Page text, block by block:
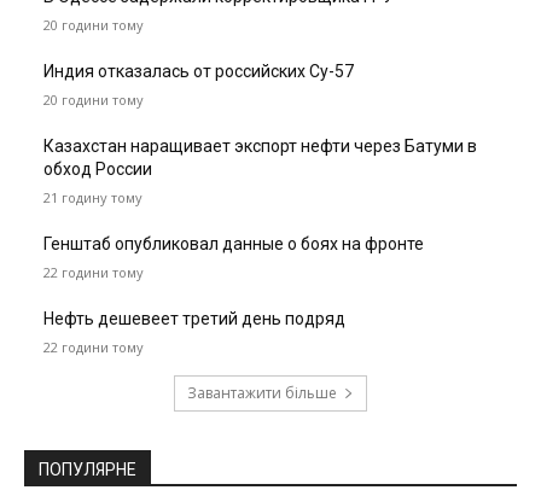
20 години тому
Индия отказалась от российских Су-57
20 години тому
Казахстан наращивает экспорт нефти через Батуми в
обход России
21 годину тому
Генштаб опубликовал данные о боях на фронте
22 години тому
Нефть дешевеет третий день подряд
22 години тому
Завантажити більше
ПОПУЛЯРНЕ